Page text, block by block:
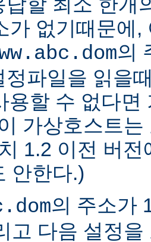
가 없기때문에
의
정파일을 읽을
용할 수 없다
가상호스트
1.2 이전 버
안한다.)
의 주소가
고 다음 설정을